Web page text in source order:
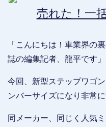
売れた！一
「こんにちは！車業界の
誌の編集記者、龍平です」
今回、新型ステップワゴ
ンバーサイズになり非常
同メーカー、同じく人気